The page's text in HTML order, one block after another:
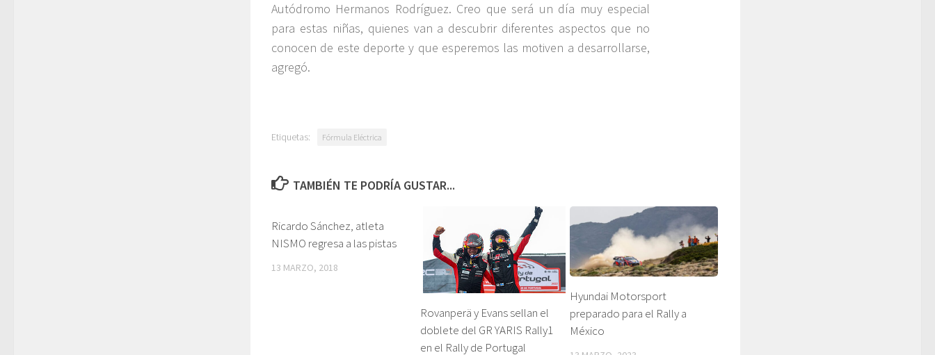
Autódromo Hermanos Rodríguez. Creo que será un día muy especial
para estas niñas, quienes van a descubrir diferentes aspectos que no
conocen de este deporte y que esperemos las motiven a desarrollarse,
agregó.
Etiquetas: Fórmula Eléctrica
TAMBIÉN TE PODRÍA GUSTAR...
Ricardo Sánchez, atleta
NISMO regresa a las pistas
13 MARZO, 2018
Rovanperä y Evans sellan el
doblete del GR YARIS Rally1
en el Rally de Portugal
Hyundai Motorsport
preparado para el Rally a
México